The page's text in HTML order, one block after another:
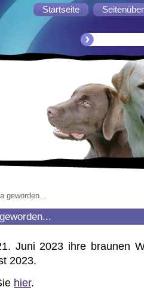
Startseite
geworden...
Juni 2023 ihre braunen
2023.
hier.